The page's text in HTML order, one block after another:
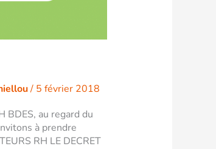
/ 5 février 2018
BDES, au regard du
à prendre
RH LE DECRET